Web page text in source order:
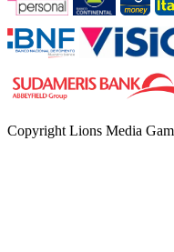
Copyright Lions Media